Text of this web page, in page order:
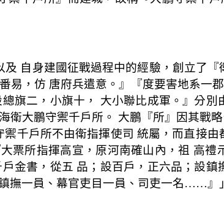
自身建國征戰過程中的經驗，創立了
，仿 唐府兵遣意。』『度要害地系一
旗二，小旗十， 大小聯比成軍。』分
大鵬守禦千戶所。 大鵬『所』因其戰
千戶所不由衛指揮使司 統屬，而直接
票所指揮高宣，原河南確山內，祖 高禮
金書，從五 品；設百戶，正六品；設
撫一員、幕官吏目一員、司吏一名……』」